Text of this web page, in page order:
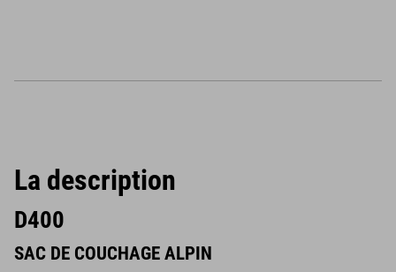
La description
D400
SAC DE COUCHAGE ALPIN